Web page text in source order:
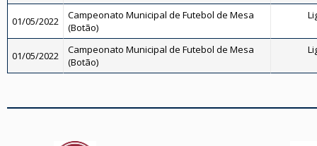
01/05/2022
Campeonato Municipal de Futebol de Mesa
(Botão)
01/05/2022
Campeonato Municipal de Futebol de Mesa
(Botão)